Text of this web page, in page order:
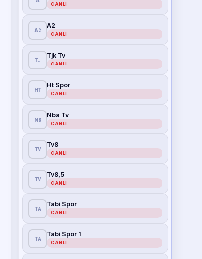
CANLI
A2
A2
CANLI
TJ
Tjk Tv
CANLI
HT
Ht Spor
CANLI
NB
Nba Tv
CANLI
TV
Tv8
CANLI
TV
Tv8,5
CANLI
TA
Tabi Spor
CANLI
TA
Tabi Spor 1
CANLI